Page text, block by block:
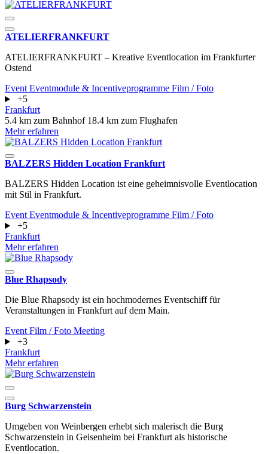
ATELIERFRANKFURT
ATELIERFRANKFURT – Kreative Eventlocation im Frankfurter
Ostend
Event Eventmodule & Incentiveprogramme Film / Foto
+5
Frankfurt
5.4 km zum Bahnhof 18.4 km zum Flughafen
Mehr erfahren
BALZERS Hidden Location Frankfurt
BALZERS Hidden Location ist eine geheimnisvolle Eventlocation
mit Stil in Frankfurt.
Event Eventmodule & Incentiveprogramme Film / Foto
+5
Frankfurt
Mehr erfahren
Blue Rhapsody
Die Blue Rhapsody ist ein hochmodernes Eventschiff für
Veranstaltungen in Frankfurt auf dem Main.
Event Film / Foto Meeting
+3
Frankfurt
Mehr erfahren
Burg Schwarzenstein
Umgeben von Weinbergen erhebt sich malerisch die Burg
Schwarzenstein in Geisenheim bei Frankfurt als historische
Eventlocation.